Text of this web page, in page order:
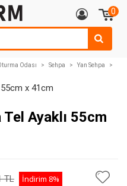
0
Odası > Sehpa > Yan Sehpa
>
Ayaklı 55cm
TL İndirim 8%